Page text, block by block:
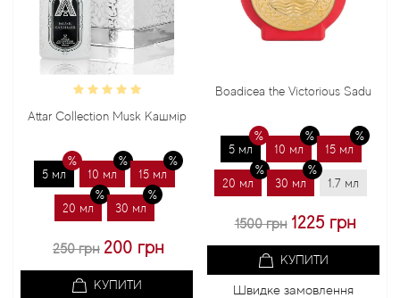
Attar Collection Musk Кашмір
5 мл 10 мл 15 мл
20 мл 30 мл
250 грн 200 грн
КУПИТИ
Boadicea the Victorious Sadu
5 мл 10 мл 15 мл
20 мл 30 мл 1.7 мл
1500 грн 1225 грн
КУПИТИ
Швидке замовлення